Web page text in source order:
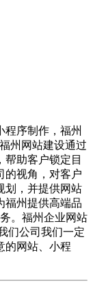
程序制作，福州
州网站建设通过
帮助客户锁定目
的视角，对客户
划，并提供网站
福州提供高端品
。福州企业网站
们公司我们一定
的网站、小程